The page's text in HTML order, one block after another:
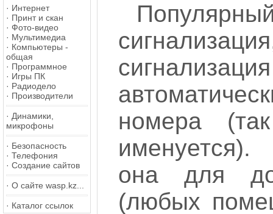
· Интернет
· Принт и скан
· Фото-видео
· Мультимедиа
· Компьютеры -
общая
· Программное
· Игры ПК
· Радиодело
· Производители
· Динамики,
микрофоны
· Безопасность
· Телефония
· Создание сайтов
· О сайте wasp.kz...
· Каталог ссылок
номера
она для
(любых